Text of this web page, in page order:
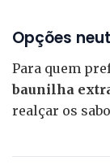
Opções
Para quem
baunilha
realçar os